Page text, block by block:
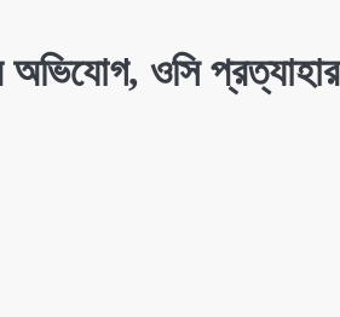
অভিযোগ, ওসি প্রত্যাহার